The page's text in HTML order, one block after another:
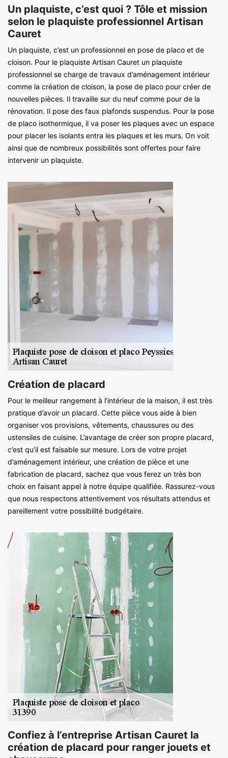
Un plaquiste, c’est quoi ? Tôle et mission
selon le plaquiste professionnel Artisan
Cauret
Un plaquiste, c’est un professionnel en pose de placo et de
cloison. Pour le plaquiste Artisan Cauret un plaquiste
professionnel se charge de travaux d’aménagement intérieur
comme la création de cloison, la pose de placo pour créer de
nouvelles pièces. Il travaille sur du neuf comme pour de la
rénovation. Il pose des faux plafonds suspendus. Pour la pose
de placo isothermique, il va poser les plaques avec un espace
pour placer les isolants entra les plaques et les murs. On voit
ainsi que de nombreux possibilités sont offertes pour faire
intervenir un plaquiste.
Création de placard
Pour le meilleur rangement à l’intérieur de la maison, il est très
pratique d’avoir un placard. Cette pièce vous aide à bien
organiser vos provisions, vêtements, chaussures ou des
ustensiles de cuisine. L’avantage de créer son propre placard,
c’est qu’il est faisable sur mesure. Lors de votre projet
d’aménagement intérieur, une création de pièce et une
fabrication de placard, sachez que vous ferez un très bon
choix en faisant appel à notre équipe qualifiée. Rassurez-vous
que nous respectons attentivement vos résultats attendus et
pareillement votre possibilité budgétaire.
Confiez à l’entreprise Artisan Cauret la
création de placard pour ranger jouets et